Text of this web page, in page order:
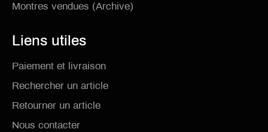
Montres vendues (Archive)
Liens utiles
Paiement et livraison
Rechercher un article
Retourner un article
Nous contacter